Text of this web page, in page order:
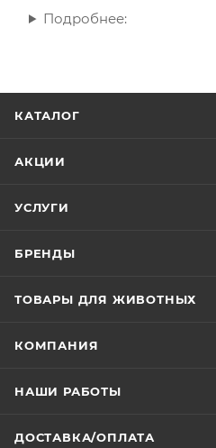
Подробнее:
КАТАЛОГ
АКЦИИ
УСЛУГИ
БРЕНДЫ
ТОВАРЫ ДЛЯ ЖИВОТНЫХ
КОМПАНИЯ
НАШИ РАБОТЫ
ДОСТАВКА/ОПЛАТА